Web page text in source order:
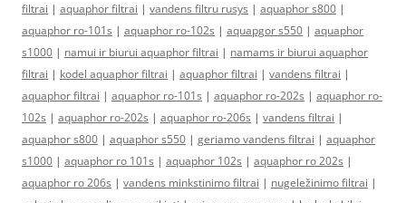
filtrai | aquaphor filtrai | vandens filtru rusys | aquaphor s800 |
aquaphor ro-101s | aquaphor ro-102s | aquapgor s550 | aquaphor
s1000 | namui ir biurui aquaphor filtrai | namams ir biurui aquaphor
filtrai | kodel aquaphor filtrai | aquaphor filtrai | vandens filtrai |
aquaphor filtrai | aquaphor ro-101s | aquaphor ro-202s | aquaphor ro-
102s | aquaphor ro-202s | aquaphor ro-206s | vandens filtrai |
aquaphor s800 | aquaphor s550 | geriamo vandens filtrai | aquaphor
s1000 | aquaphor ro 101s | aquaphor 102s | aquaphor ro 202s |
aquaphor ro 206s | vandens minkstinimo filtrai | nugeležinimo filtrai |